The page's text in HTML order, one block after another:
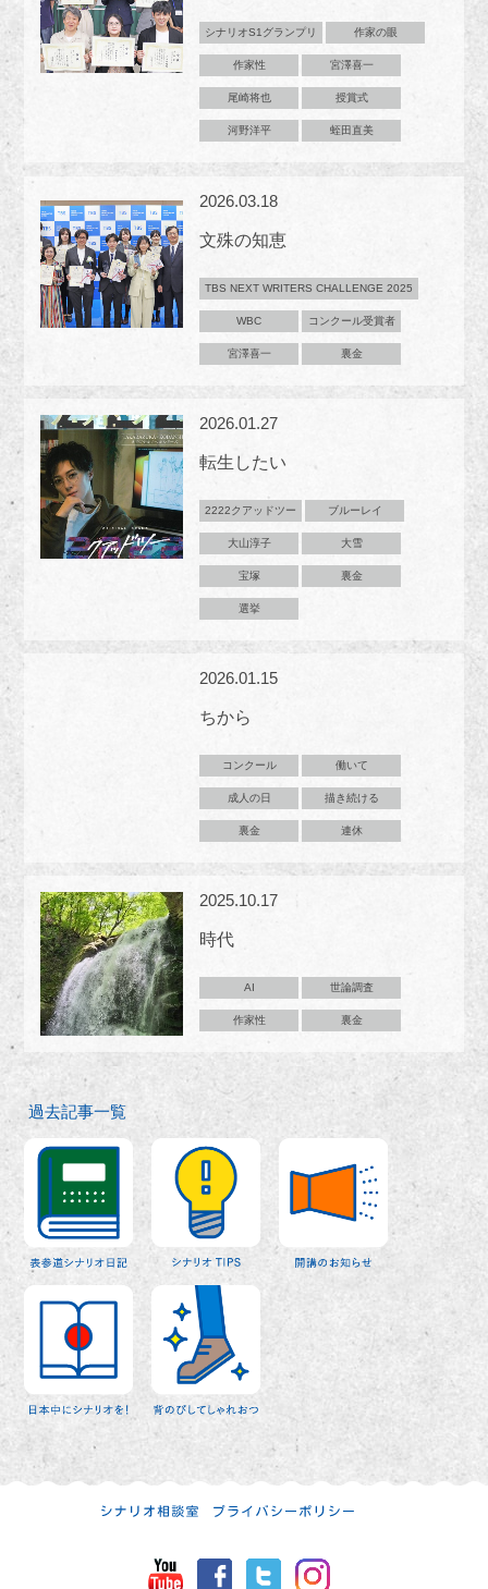
シナリオS1グランプリ 作家の眼
作家性 宮澤喜一
尾崎将也 授賞式
河野洋平 蛭田直美
2026.03.18
文殊の知恵
TBS NEXT WRITERS CHALLENGE 2025
WBC コンクール受賞者
宮澤喜一 裏金
2026.01.27
転生したい
2222クアッドツー ブルーレイ
大山淳子 大雪
宝塚 裏金
選挙
2026.01.15
ちから
コンクール 働いて
成人の日 描き続ける
裏金 連休
2025.10.17
時代
AI 世論調査
作家性 裏金
過去記事一覧